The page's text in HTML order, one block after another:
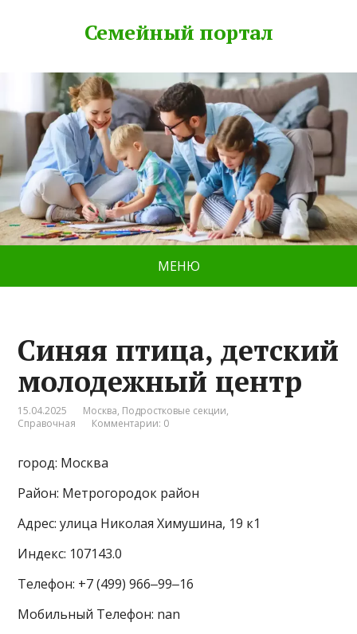
Семейный портал
МЕНЮ
Синяя птица, детский
молодежный центр
15.04.2025 Москва, Подростковые секции,
Справочная
Комментарии: 0
город: Москва
Район: Метрогородок район
Адрес: улица Николая Химушина, 19 к1
Индекс: 107143.0
Телефон: +7 (499) 966‒99‒16
Мобильный Телефон: nan